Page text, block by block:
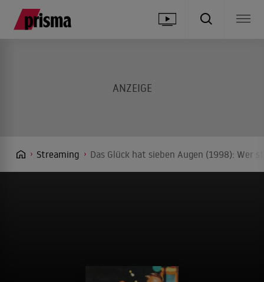
Streaming Das Glück hat sieben Augen (1998): Wer